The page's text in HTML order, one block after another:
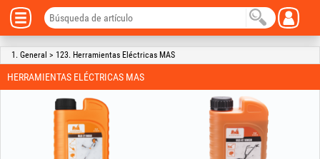
1. General > 123. Herramientas Eléctricas MAS
HERRAMIENTAS ELÉCTRICAS MAS